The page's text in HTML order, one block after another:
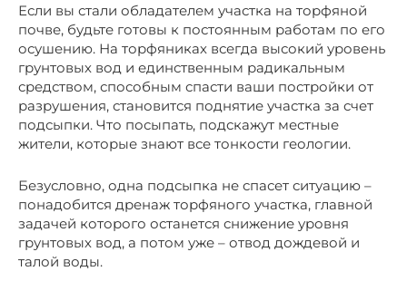
Если вы стали обладателем участка на торфяной
почве, будьте готовы к постоянным работам по его
осушению. На торфяниках всегда высокий уровень
грунтовых вод и единственным радикальным
средством, способным спасти ваши постройки от
разрушения, становится поднятие участка за счет
подсыпки. Что посыпать, подскажут местные
жители, которые знают все тонкости геологии.
Безусловно, одна подсыпка не спасет ситуацию –
понадобится дренаж торфяного участка, главной
задачей которого останется снижение уровня
грунтовых вод, а потом уже – отвод дождевой и
талой воды.